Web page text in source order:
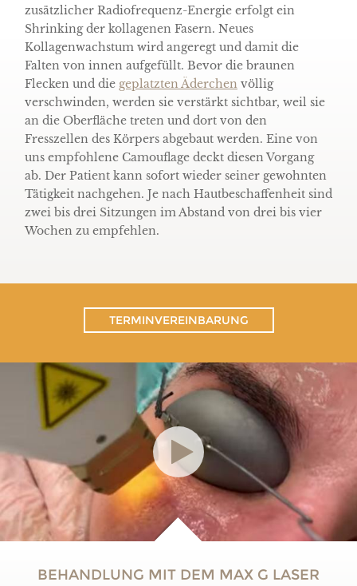
zusätzlicher Radiofrequenz-Energie erfolgt ein
Shrinking der kollagenen Fasern. Neues
Kollagenwachstum wird angeregt und damit die
Falten von innen aufgefüllt. Bevor die braunen
Flecken und die geplatzten Äderchen völlig
verschwinden, werden sie verstärkt sichtbar, weil sie
an die Oberfläche treten und dort von den
Fresszellen des Körpers abgebaut werden. Eine von
uns empfohlene Camouflage deckt diesen Vorgang
ab. Der Patient kann sofort wieder seiner gewohnten
Tätigkeit nachgehen. Je nach Hautbeschaffenheit sind
zwei bis drei Sitzungen im Abstand von drei bis vier
Wochen zu empfehlen.
TERMINVEREINBARUNG
BEHANDLUNG MIT DEM MAX G LASER